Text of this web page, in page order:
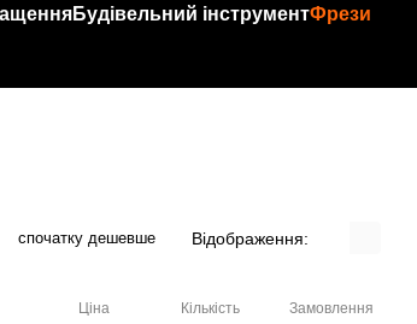
Будівельний інструментФрези
спочатку дешевше Відображення:
Ціна Кількість Замовлення